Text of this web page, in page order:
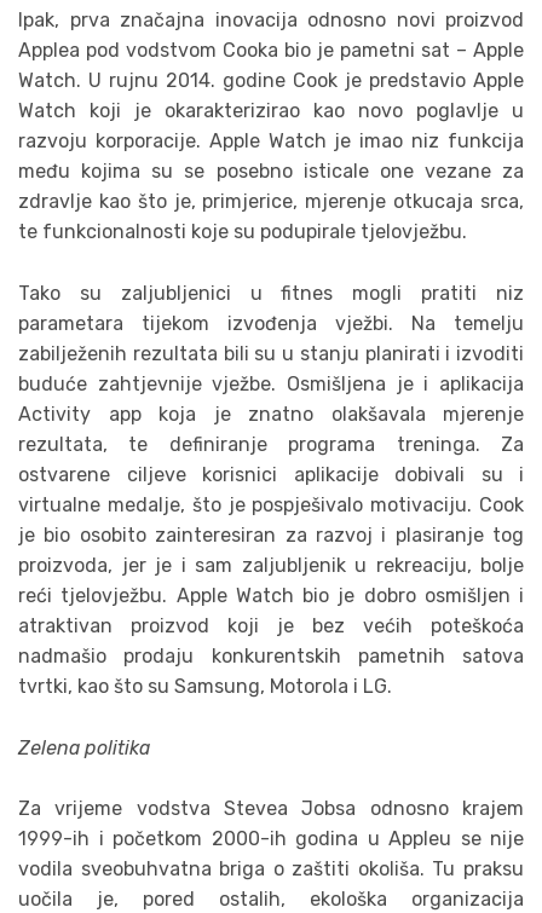
Ipak, prva značajna inovacija odnosno novi proizvod
Applea pod vodstvom Cooka bio je pametni sat – Apple
Watch. U rujnu 2014. godine Cook je predstavio Apple
Watch koji je okarakterizirao kao novo poglavlje u
razvoju korporacije. Apple Watch je imao niz funkcija
među kojima su se posebno isticale one vezane za
zdravlje kao što je, primjerice, mjerenje otkucaja srca,
te funkcionalnosti koje su podupirale tjelovježbu.
Tako su zaljubljenici u fitnes mogli pratiti niz
parametara tijekom izvođenja vježbi. Na temelju
zabilježenih rezultata bili su u stanju planirati i izvoditi
buduće zahtjevnije vježbe. Osmišljena je i aplikacija
Activity app koja je znatno olakšavala mjerenje
rezultata, te definiranje programa treninga. Za
ostvarene ciljeve korisnici aplikacije dobivali su i
virtualne medalje, što je pospješivalo motivaciju. Cook
je bio osobito zainteresiran za razvoj i plasiranje tog
proizvoda, jer je i sam zaljubljenik u rekreaciju, bolje
reći tjelovježbu. Apple Watch bio je dobro osmišljen i
atraktivan proizvod koji je bez većih poteškoća
nadmašio prodaju konkurentskih pametnih satova
tvrtki, kao što su Samsung, Motorola i LG.
Zelena politika
Za vrijeme vodstva Stevea Jobsa odnosno krajem
1999-ih i početkom 2000-ih godina u Appleu se nije
vodila sveobuhvatna briga o zaštiti okoliša. Tu praksu
uočila je, pored ostalih, ekološka organizacija